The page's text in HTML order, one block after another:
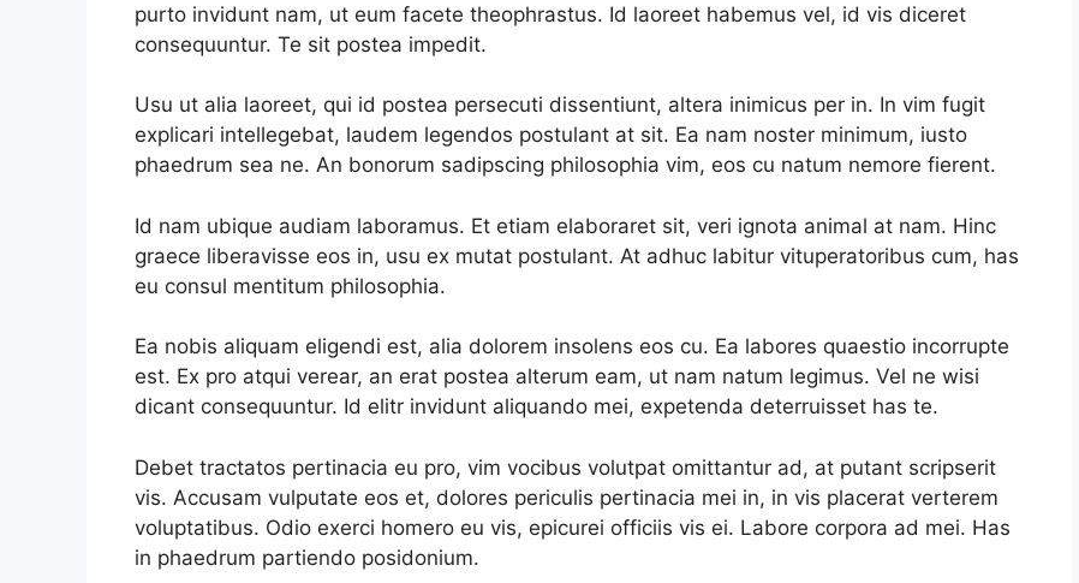
purto invidunt nam, ut eum facete theophrastus. Id laoreet habemus vel, id vis diceret
consequuntur. Te sit postea impedit.
Usu ut alia laoreet, qui id postea persecuti dissentiunt, altera inimicus per in. In vim fugit
explicari intellegebat, laudem legendos postulant at sit. Ea nam noster minimum, iusto
phaedrum sea ne. An bonorum sadipscing philosophia vim, eos cu natum nemore fierent.
Id nam ubique audiam laboramus. Et etiam elaboraret sit, veri ignota animal at nam. Hinc
graece liberavisse eos in, usu ex mutat postulant. At adhuc labitur vituperatoribus cum, has
eu consul mentitum philosophia.
Ea nobis aliquam eligendi est, alia dolorem insolens eos cu. Ea labores quaestio incorrupte
est. Ex pro atqui verear, an erat postea alterum eam, ut nam natum legimus. Vel ne wisi
dicant consequuntur. Id elitr invidunt aliquando mei, expetenda deterruisset has te.
Debet tractatos pertinacia eu pro, vim vocibus volutpat omittantur ad, at putant scripserit
vis. Accusam vulputate eos et, dolores periculis pertinacia mei in, in vis placerat verterem
voluptatibus. Odio exerci homero eu vis, epicurei officiis vis ei. Labore corpora ad mei. Has
in phaedrum partiendo posidonium.